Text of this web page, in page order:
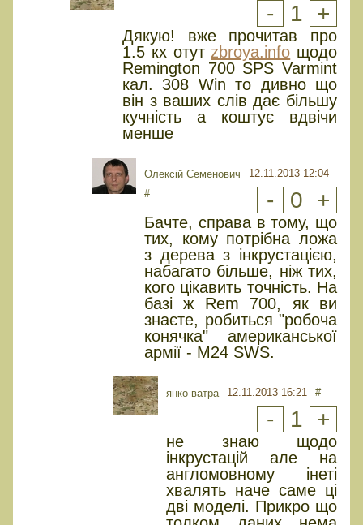
- 1 +
Дякую! вже прочитав про
1.5 кх отут zbroya.info щодо
Remington 700 SPS Varmint
кал. 308 Win то дивно що
він з ваших слів дає більшу
кучність а коштує вдвічи
менше
Олексій Семенович
12.11.2013 12:04
#
- 0 +
Бачте, справа в тому, що
тих, кому потрібна ложа
з дерева з інкрустацією,
набагато більше, ніж тих,
кого цікавить точність. На
базі ж Rem 700, як ви
знаєте, робиться "робоча
конячка" американської
армії - M24 SWS.
янко ватра 12.11.2013 16:21 #
- 1 +
не знаю щодо
інкрустацій але на
англомовному інеті
хвалять наче саме ці
дві моделі. Прикро що